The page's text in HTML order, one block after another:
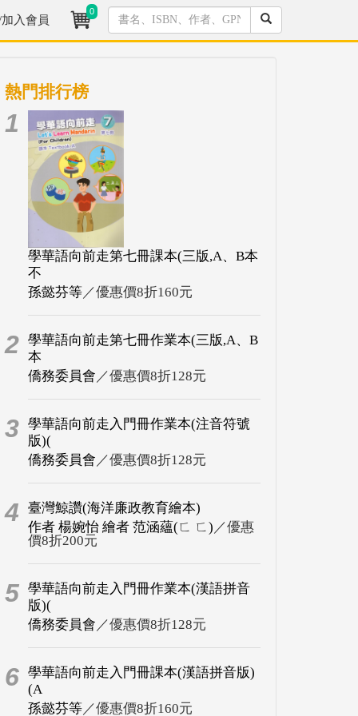
入會員
0
熱門排行榜
1
學華語向前走第七冊課本(三版,A、B本
不
孫懿芬等／優惠價8折160元
2 學華語向前走第七冊作業本(三版,A、B
本
僑務委員會 ／優惠價8折128元
3 學華語向前走入門冊作業本(注音符號
版)(
僑務委員會 ／優惠價8折128元
4
臺灣鯨讚(海洋廉政教育繪本)
作者 楊婉怡 繪者 范涵蘊(ㄈ ㄈ) ／優惠
價8折200元
5 學華語向前走入門冊作業本(漢語拼音
版)(
僑務委員會 ／優惠價8折128元
6 學華語向前走入門冊課本(漢語拼音版)
(A
孫懿芬等／優惠價8折160元